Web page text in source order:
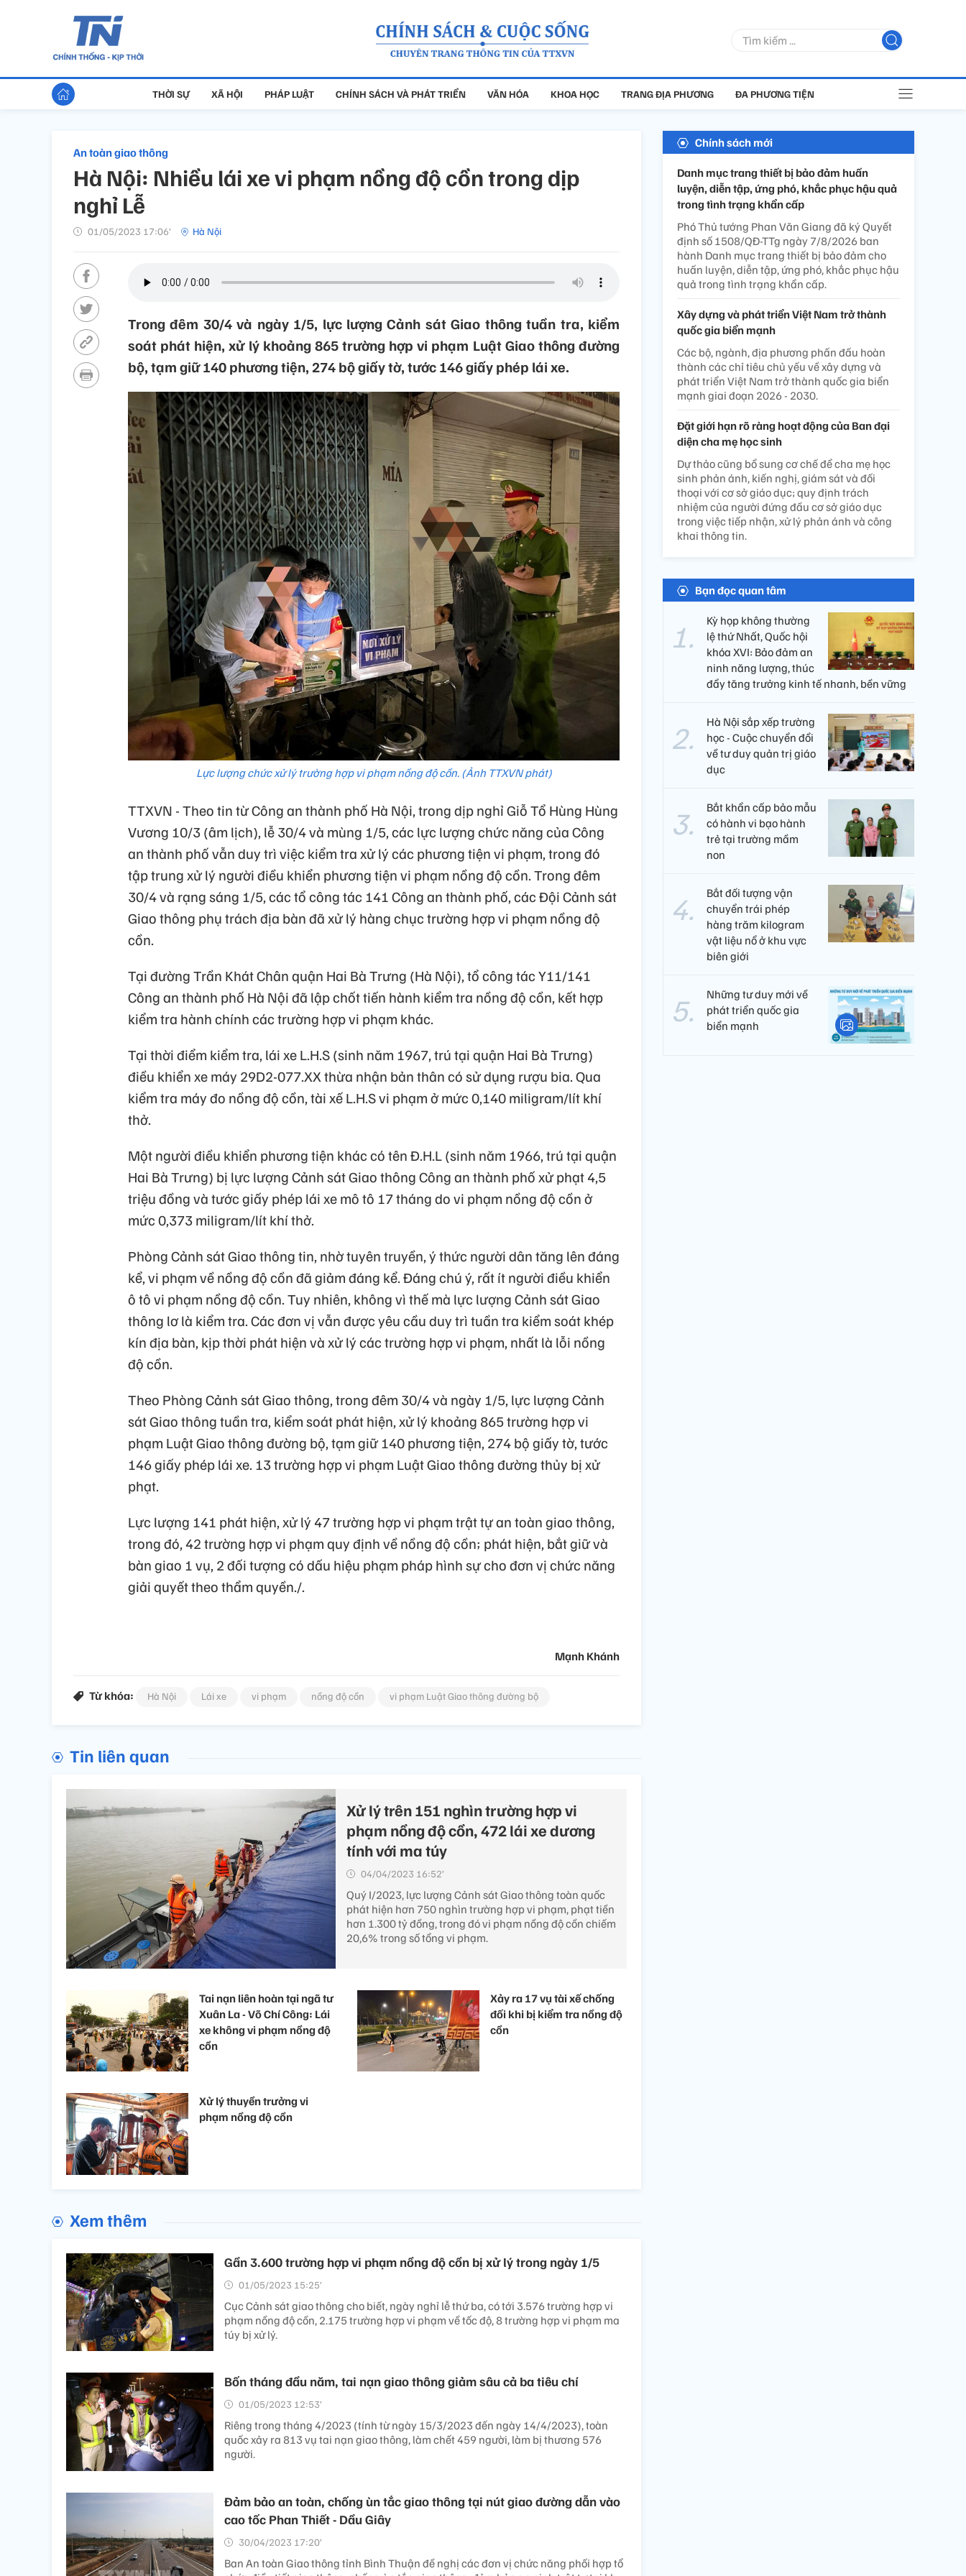
THỜI SỰ XÃ HỘI PHÁP LUẬT CHÍNH SÁCH VÀ PHÁT TRIỂN VĂN HÓA KHOA HỌC TRANG ĐỊA PHƯƠNG ĐA PHƯƠNG TIỆN
An toàn giao thông
Hà Nội: Nhiều lái xe vi phạm nồng độ cồn trong dịp
nghỉ Lễ
01/05/2023 17:06’ Hà Nội
Trong đêm 30/4 và ngày 1/5, lực lượng Cảnh sát Giao thông tuần tra, kiểm
soát phát hiện, xử lý khoảng 865 trường hợp vi phạm Luật Giao thông đường
bộ, tạm giữ 140 phương tiện, 274 bộ giấy tờ, tước 146 giấy phép lái xe.
Lực lượng chức xử lý trường hợp vi phạm nồng độ cồn. (Ảnh TTXVN phát)
TTXVN - Theo tin từ Công an thành phố Hà Nội, trong dịp nghỉ Giỗ Tổ Hùng Hùng
Vương 10/3 (âm lịch), lễ 30/4 và mùng 1/5, các lực lượng chức năng của Công
an thành phố vẫn duy trì việc kiểm tra xử lý các phương tiện vi phạm, trong đó
tập trung xử lý người điều khiển phương tiện vi phạm nồng độ cồn. Trong đêm
30/4 và rạng sáng 1/5, các tổ công tác 141 Công an thành phố, các Đội Cảnh sát
Giao thông phụ trách địa bàn đã xử lý hàng chục trường hợp vi phạm nồng độ
cồn.
Tại đường Trần Khát Chân quận Hai Bà Trưng (Hà Nội), tổ công tác Y11/141
Công an thành phố Hà Nội đã lập chốt tiến hành kiểm tra nồng độ cồn, kết hợp
kiểm tra hành chính các trường hợp vi phạm khác.
Tại thời điểm kiểm tra, lái xe L.H.S (sinh năm 1967, trú tại quận Hai Bà Trưng)
điều khiển xe máy 29D2-077.XX thừa nhận bản thân có sử dụng rượu bia. Qua
kiểm tra máy đo nồng độ cồn, tài xế L.H.S vi phạm ở mức 0,140 miligram/lít khí
thở.
Một người điều khiển phương tiện khác có tên Đ.H.L (sinh năm 1966, trú tại quận
Hai Bà Trưng) bị lực lượng Cảnh sát Giao thông Công an thành phố xử phạt 4,5
triệu đồng và tước giấy phép lái xe mô tô 17 tháng do vi phạm nồng độ cồn ở
mức 0,373 miligram/lít khí thở.
Phòng Cảnh sát Giao thông tin, nhờ tuyên truyền, ý thức người dân tăng lên đáng
kể, vi phạm về nồng độ cồn đã giảm đáng kể. Đáng chú ý, rất ít người điều khiển
ô tô vi phạm nồng độ cồn. Tuy nhiên, không vì thế mà lực lượng Cảnh sát Giao
thông lơ là kiểm tra. Các đơn vị vẫn được yêu cầu duy trì tuần tra kiểm soát khép
kín địa bàn, kịp thời phát hiện và xử lý các trường hợp vi phạm, nhất là lỗi nồng
độ cồn.
Theo Phòng Cảnh sát Giao thông, trong đêm 30/4 và ngày 1/5, lực lượng Cảnh
sát Giao thông tuần tra, kiểm soát phát hiện, xử lý khoảng 865 trường hợp vi
phạm Luật Giao thông đường bộ, tạm giữ 140 phương tiện, 274 bộ giấy tờ, tước
146 giấy phép lái xe. 13 trường hợp vi phạm Luật Giao thông đường thủy bị xử
phạt.
Lực lượng 141 phát hiện, xử lý 47 trường hợp vi phạm trật tự an toàn giao thông,
trong đó, 42 trường hợp vi phạm quy định về nồng độ cồn; phát hiện, bắt giữ và
bàn giao 1 vụ, 2 đối tượng có dấu hiệu phạm pháp hình sự cho đơn vị chức năng
giải quyết theo thẩm quyền./.
Mạnh Khánh
Từ khóa: Hà Nội Lái xe vi phạm nồng độ cồn vi phạm Luật Giao thông đường bộ
Tin liên quan
Xử lý trên 151 nghìn trường hợp vi
phạm nồng độ cồn, 472 lái xe dương
tính với ma túy
04/04/2023 16:52’
Quý I/2023, lực lượng Cảnh sát Giao thông toàn quốc
phát hiện hơn 750 nghìn trường hợp vi phạm, phạt tiền
hơn 1.300 tỷ đồng, trong đó vi phạm nồng độ cồn chiếm
20,6% trong số tổng vi phạm.
Tai nạn liên hoàn tại ngã tư
Xuân La - Võ Chí Công: Lái
xe không vi phạm nồng độ
cồn
Xảy ra 17 vụ tài xế chống
đối khi bị kiểm tra nồng độ
cồn
Xử lý thuyền trưởng vi
phạm nồng độ cồn
Xem thêm
Gần 3.600 trường hợp vi phạm nồng độ cồn bị xử lý trong ngày 1/5
01/05/2023 15:25’
Cục Cảnh sát giao thông cho biết, ngày nghỉ lễ thứ ba, có tới 3.576 trường hợp vi
phạm nồng độ cồn, 2.175 trường hợp vi phạm về tốc độ, 8 trường hợp vi phạm ma
túy bị xử lý.
Bốn tháng đầu năm, tai nạn giao thông giảm sâu cả ba tiêu chí
01/05/2023 12:53’
Riêng trong tháng 4/2023 (tính từ ngày 15/3/2023 đến ngày 14/4/2023), toàn
quốc xảy ra 813 vụ tai nạn giao thông, làm chết 459 người, làm bị thương 576
người.
Đảm bảo an toàn, chống ùn tắc giao thông tại nút giao đường dẫn vào
cao tốc Phan Thiết - Dầu Giây
30/04/2023 17:20’
Ban An toàn Giao thông tỉnh Bình Thuận đề nghị các đơn vị chức năng phối hợp tổ
Chính sách mới
Danh mục trang thiết bị bảo đảm huấn
luyện, diễn tập, ứng phó, khắc phục hậu quả
trong tình trạng khẩn cấp
Phó Thủ tướng Phan Văn Giang đã ký Quyết
định số 1508/QĐ-TTg ngày 7/8/2026 ban
hành Danh mục trang thiết bị bảo đảm cho
huấn luyện, diễn tập, ứng phó, khắc phục hậu
quả trong tình trạng khẩn cấp.
Xây dựng và phát triển Việt Nam trở thành
quốc gia biển mạnh
Các bộ, ngành, địa phương phấn đấu hoàn
thành các chỉ tiêu chủ yếu về xây dựng và
phát triển Việt Nam trở thành quốc gia biển
mạnh giai đoạn 2026 - 2030.
Đặt giới hạn rõ ràng hoạt động của Ban đại
diện cha mẹ học sinh
Dự thảo cũng bổ sung cơ chế để cha mẹ học
sinh phản ánh, kiến nghị, giám sát và đối
thoại với cơ sở giáo dục; quy định trách
nhiệm của người đứng đầu cơ sở giáo dục
trong việc tiếp nhận, xử lý phản ánh và công
khai thông tin.
Bạn đọc quan tâm
Kỳ họp không thường
lệ thứ Nhất, Quốc hội
khóa XVI: Bảo đảm an
ninh năng lượng, thúc
đẩy tăng trưởng kinh tế nhanh, bền vững
Hà Nội sắp xếp trường
học - Cuộc chuyển đổi
về tư duy quản trị giáo
dục
Bắt khẩn cấp bảo mẫu
có hành vi bạo hành
trẻ tại trường mầm
non
Bắt đối tượng vận
chuyển trái phép
hàng trăm kilogram
vật liệu nổ ở khu vực
biên giới
Những tư duy mới về
phát triển quốc gia
biển mạnh